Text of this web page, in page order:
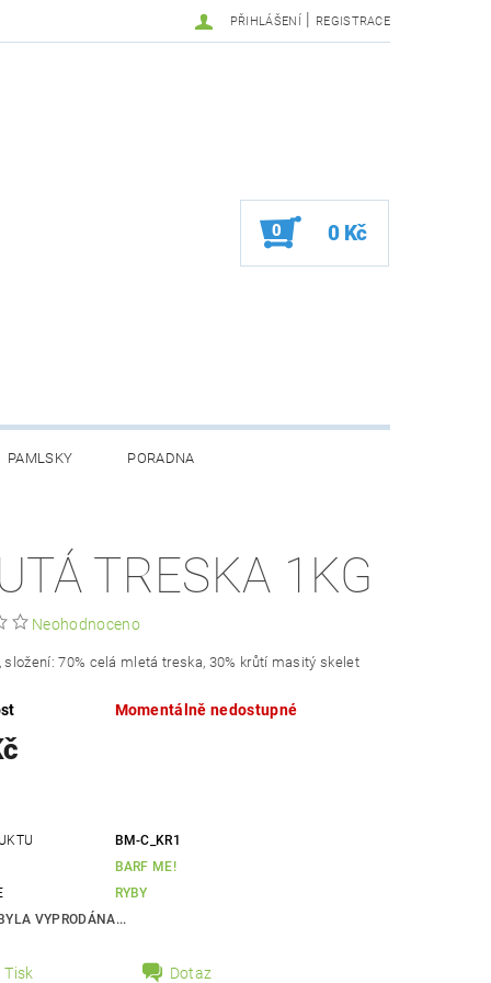
PŘIHLÁŠENÍ | REGISTRACE
0 0 Kč
PAMLSKY PORADNA
TRESKA 1KG
Neohodnoceno
složení: 70% celá mletá treska, 30% krůtí masitý skelet
Momentálně nedostupné
BM-C_KR1
BARF ME!
RYBY
VYPRODÁNA...
Tisk Dotaz